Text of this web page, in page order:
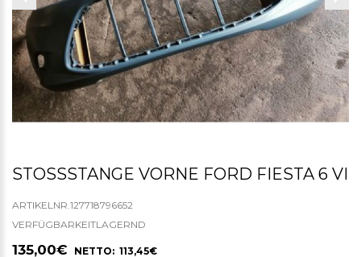
STOSSSTANGE VORNE FORD FIESTA 6 VI
ARTIKELNR.127718796652
VERFÜGBARKEITLAGERND
135,00€ NETTO: 113,45€